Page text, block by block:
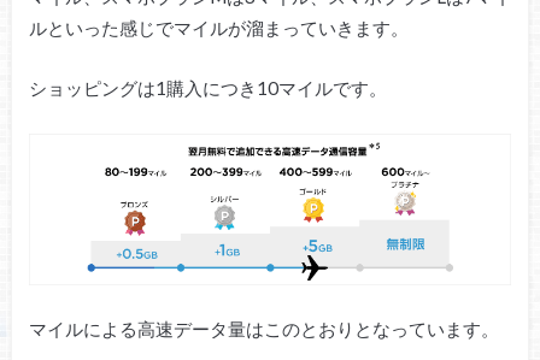
ルといった感じでマイルが溜まっていきます。
ショッピングは1購入につき10マイルです。
マイルによる高速データ量はこのとおりとなっています。